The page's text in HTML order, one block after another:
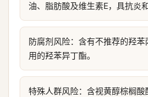
油、脂肪酸及维生素E，具抗炎
防腐剂风险：含有不推荐的羟
用的羟苯异丁酯。
特殊人群风险：含视黄醇棕榈